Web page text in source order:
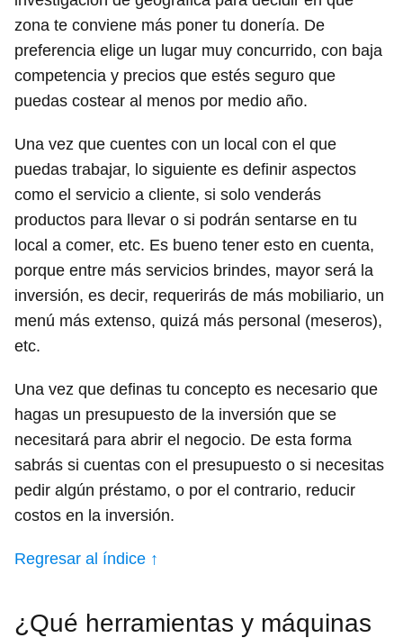
zona te conviene más poner tu donería. De
preferencia elige un lugar muy concurrido, con baja
competencia y precios que estés seguro que
puedas costear al menos por medio año.
Una vez que cuentes con un local con el que
puedas trabajar, lo siguiente es definir aspectos
como el servicio a cliente, si solo venderás
productos para llevar o si podrán sentarse en tu
local a comer, etc. Es bueno tener esto en cuenta,
porque entre más servicios brindes, mayor será la
inversión, es decir, requerirás de más mobiliario, un
menú más extenso, quizá más personal (meseros),
etc.
Una vez que definas tu concepto es necesario que
hagas un presupuesto de la inversión que se
necesitará para abrir el negocio. De esta forma
sabrás si cuentas con el presupuesto o si necesitas
pedir algún préstamo, o por el contrario, reducir
costos en la inversión.
Regresar al índice ↑
¿Qué herramientas y máquinas